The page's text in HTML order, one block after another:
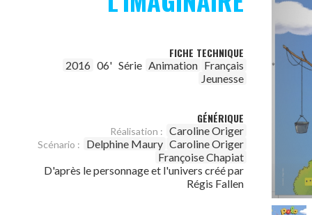
FICHE TECHNIQUE
2016 06' Série Animation Français
Jeunesse
GÉNÉRIQUE
Réalisation : Caroline Origer
Scénario : Delphine Maury Caroline Origer
Françoise Chapiat
D'après le personnage et l'univers créé par
Régis Fallen